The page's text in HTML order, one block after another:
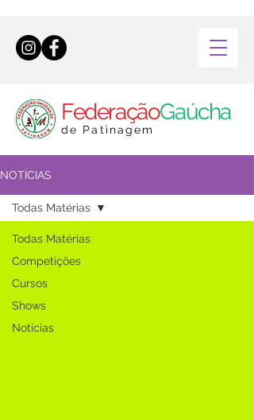
FederaçãoGaúcha
de Patinagem
NOTÍCIAS
Todas Matérias
Competições
Cursos
Shows
Notícias
Todas Matérias